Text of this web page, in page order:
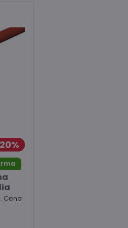
20%
Cena